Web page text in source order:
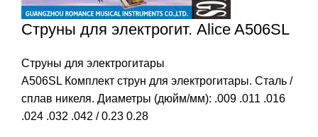
Струны для электрогит. Alice A506SL
Струны для электрогитары
A506SL Комплект струн для электрогитары. Сталь /
сплав никеля. Диаметры (дюйм/мм): .009 .011 .016
.024 .032 .042 / 0.23 0.28